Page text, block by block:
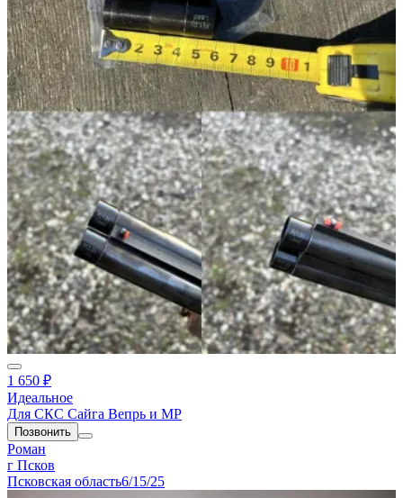
1 650 ₽
Идеальное
Для СКС Сайга Вепрь и МР
Позвонить
Роман
г Псков
Псковская область6/15/25